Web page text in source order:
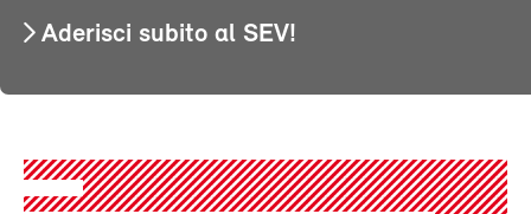
Aderisci subito al SEV!